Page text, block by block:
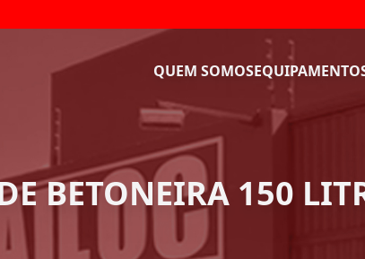
QUEM SOMOS
BETONEIRA 150